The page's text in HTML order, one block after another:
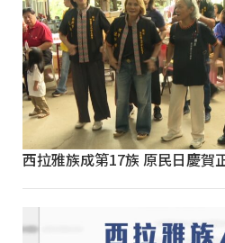
西拉雅族成第17族 原民日慶賀